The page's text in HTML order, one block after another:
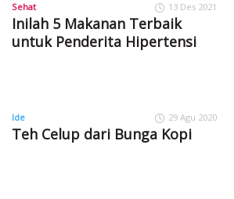
Sehat 13 Des 2021
Inilah 5 Makanan Terbaik
untuk Penderita Hipertensi
Ide 29 Agu 2020
Teh Celup dari Bunga Kopi